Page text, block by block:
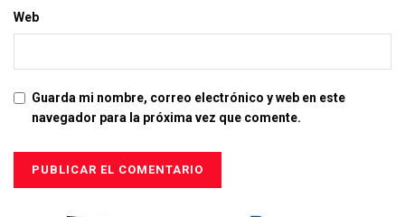
Web
Guarda mi nombre, correo electrónico y web en este
navegador para la próxima vez que comente.